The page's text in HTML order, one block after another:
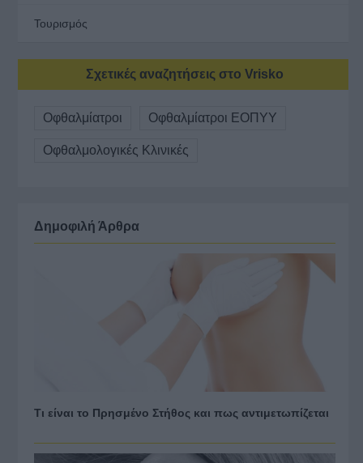
Τουρισμός
Σχετικές αναζητήσεις στο Vrisko
Οφθαλμίατροι Οφθαλμίατροι ΕΟΠΥΥ
Οφθαλμολογικές Κλινικές
Δημοφιλή Άρθρα
Τι είναι το Πρησμένο Στήθος και πως αντιμετωπίζεται